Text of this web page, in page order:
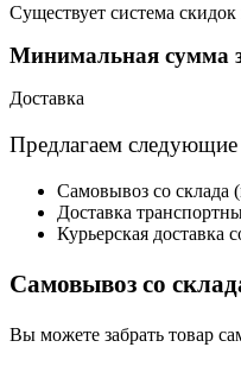
Существует система
Минимальная сумма
Доставка
Предлагаем следующие
Самовывоз со
Доставка
Курьерская доставка
Самовывоз со
Вы можете забрать товар